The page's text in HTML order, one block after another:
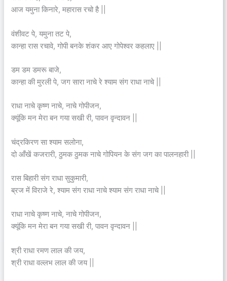
आज यमुना किनारे, महारास रचो है ||
वंशीवट पे, यमुना तट पे,
कान्हा रास रचावे, गोपी बनके शंकर आए गोपेश्वर कहलाए ||
डम डम डमरू बाजे,
कान्हा की मुरली पे, जग सारा नाचे रे श्याम संग राधा नाचे ||
राधा नाचे कृष्ण नाचे, नाचे गोपीजन,
क्यूंकि मन मेरा बन गया सखी री, पावन वृन्दावन ||
चंद्रकिरण सा श्याम सलोना,
दो आँखें कजरारी, ठुमक ठुमक नाचे गोपियन के संग जग का पालनहारी ||
रास बिहारी संग राधा सुकुमारी,
ब्रज में विराजे रे, श्याम संग राधा नाचे श्याम संग राधा नाचे ||
राधा नाचे कृष्ण नाचे, नाचे गोपीजन,
क्यूंकि मन मेरा बन गया सखी री, पावन वृन्दावन ||
श्री राधा रमण लाल की जय,
श्री राधा वल्लभ लाल की जय ||